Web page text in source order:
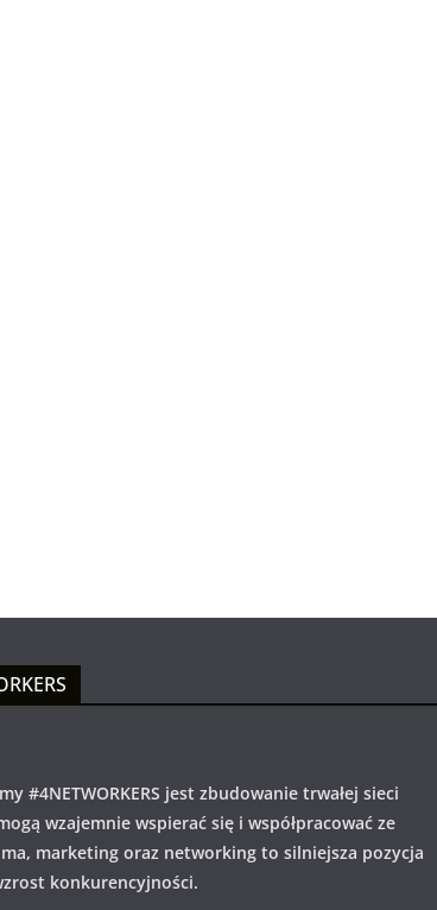
#4NETWORKERS jest zbudowanie trwałej sieci
wzajemnie wspierać się i współpracować ze
marketing oraz networking to silniejsza pozycja
konkurencyjności.